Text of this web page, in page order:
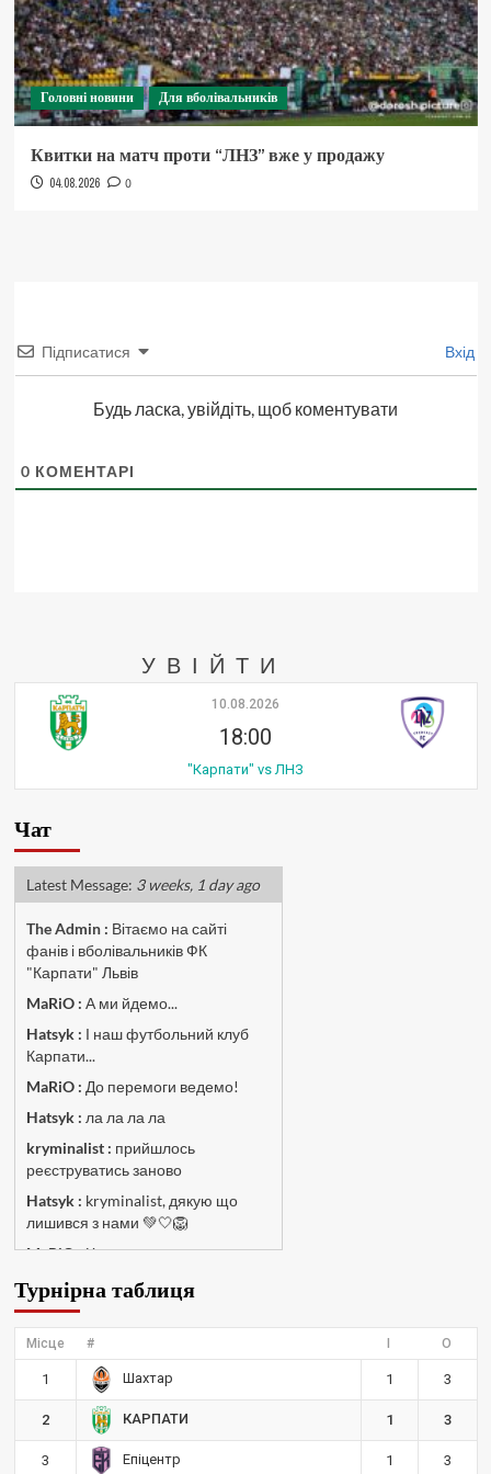
Головні новини Для вболівальників
Квитки на матч проти “ЛНЗ” вже у продажу
04.08.2026 0
Підписатися Вхід
Будь ласка, увійдіть, щоб коментувати
0 КОМЕНТАРІ
УВІЙТИ
10.08.2026
18:00
"Карпати" vs ЛНЗ
Чат
Latest Message: 3 weeks, 1 day ago
The Admin: Вітаємо на сайті
фанів і вболівальників ФК
"Карпати" Львів
MaRiO : А ми йдемо...
Hatsyk : І наш футбольний клуб
Карпати...
MaRiO : До перемоги ведемо!
Hatsyk : ла ла ла ла
kryminalist : прийшлось
реєструватись заново
Hatsyk : kryminalist, дякую що
лишився з нами 💚🤍🦁
MaRiO :Чат потрохи оживає, то
MaRiO :
Знов у клубі бардак...
Hatsyk :
Все буде добре
Torsida_LEMBERG_1963 :
привіт, знову з вами)
Hatsyk :
Torsida_LEMBERG_1963 ,
радий вітати 🙌 🦁
Турнірна таблиця
Місце # І О
1 Шахтар 1 3
2 КАРПАТИ 1 3
3 Епіцентр 1 3